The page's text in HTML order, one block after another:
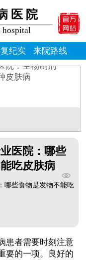
医院
hospital
纪实 来院路线
多怎么办_
和醋能治
吃什么消炎
图片
院：生物制剂
皮肤病
医院：哪些
吃皮肤病
哪些食物是发物不能吃
者需要时刻注意
要的一项。良好的